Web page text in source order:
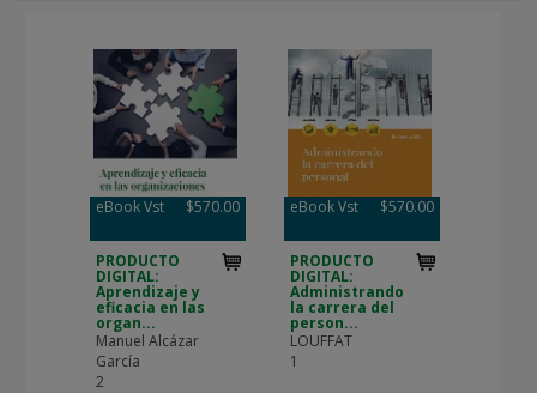
eBook Vst $570.00
PRODUCTO
DIGITAL:
Aprendizaje y
eficacia en las
organ...
Manuel Alcázar
García
2
eBook Vst $570.00
PRODUCTO
DIGITAL:
Administrando
la carrera del
person...
LOUFFAT
1